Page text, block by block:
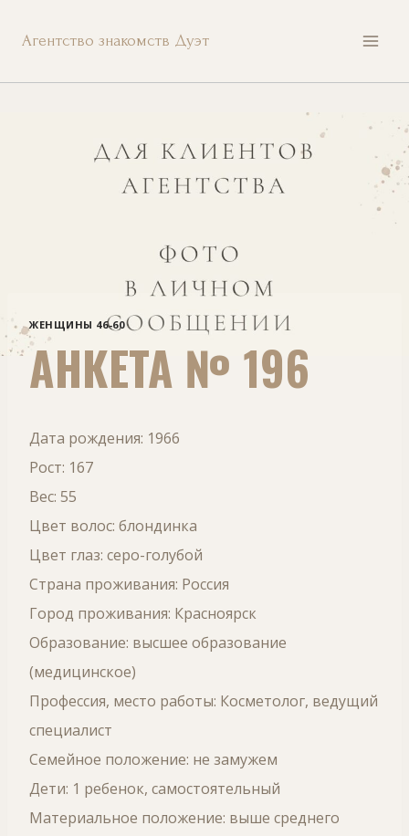
Агентство знакомств Дуэт
ЖЕНЩИНЫ 46-60
АНКЕТА № 196
Дата рождения: 1966
Рост: 167
Вес: 55
Цвет волос: блондинка
Цвет глаз: серо-голубой
Страна проживания: Россия
Город проживания: Красноярск
Образование: высшее образование
(медицинское)
Профессия, место работы: Косметолог, ведущий
специалист
Семейное положение: не замужем
Дети: 1 ребенок, самостоятельный
Материальное положение: выше среднего